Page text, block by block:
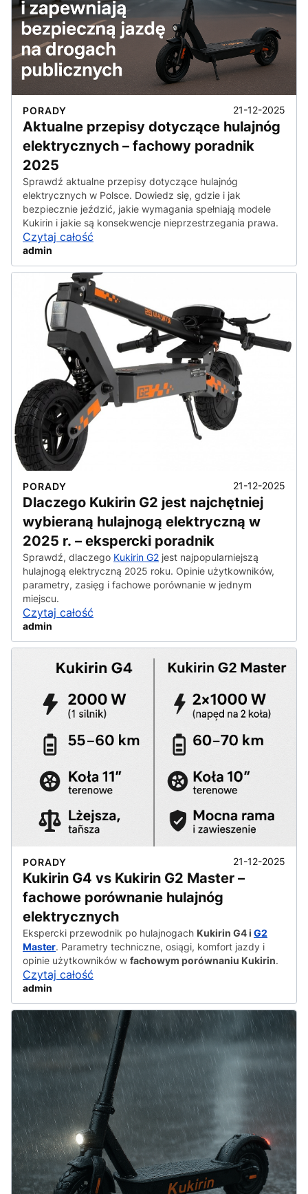
PORADY 21-12-2025
Aktualne przepisy dotyczące hulajnóg
elektrycznych – fachowy poradnik
2025
Sprawdź aktualne przepisy dotyczące hulajnóg
elektrycznych w Polsce. Dowiedz się, gdzie i jak
bezpiecznie jeździć, jakie wymagania spełniają modele
Kukirin i jakie są konsekwencje nieprzestrzegania prawa.
Czytaj całość
admin
PORADY 21-12-2025
Dlaczego Kukirin G2 jest najchętniej
wybieraną hulajnogą elektryczną w
2025 r. – ekspercki poradnik
Sprawdź, dlaczego Kukirin G2 jest najpopularniejszą
hulajnogą elektryczną 2025 roku. Opinie użytkowników,
parametry, zasięg i fachowe porównanie w jednym
miejscu.
Czytaj całość
admin
PORADY 21-12-2025
Kukirin G4 vs Kukirin G2 Master –
fachowe porównanie hulajnóg
elektrycznych
Ekspercki przewodnik po hulajnogach Kukirin G4 i G2
Master. Parametry techniczne, osiągi, komfort jazdy i
opinie użytkowników w fachowym porównaniu Kukirin.
Czytaj całość
admin